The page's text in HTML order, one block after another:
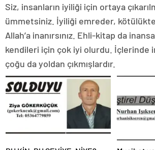
Siz, insanların iyiliği için ortaya
ümmetsiniz. İyiliği emreder,
Allah’a inanırsınız. Ehli-kitap da
kendileri için çok iyi olurdu. İçlerinde
çoğu da yoldan çıkmışlardır.